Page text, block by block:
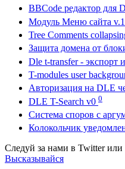
BBCode редактор для
Модуль Меню сайта
Tree Comments
Защита домена от
Dle t-transfer -
T-modules user
Авторизация на DLE
DLE T-Search v0 0
Система споров с
Колокольчик
Следуй за нами в Twitterили
Высказывайся